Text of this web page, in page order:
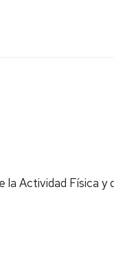
la Actividad Física